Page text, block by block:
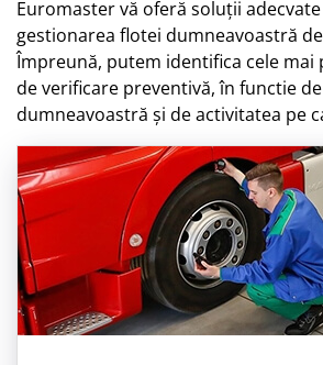
Euromaster vă oferă soluţii
gestionarea flotei dumneavoastră
Împreună, putem identifica cele
de verificare preventivă, în functie
dumneavoastră şi de activitatea pe